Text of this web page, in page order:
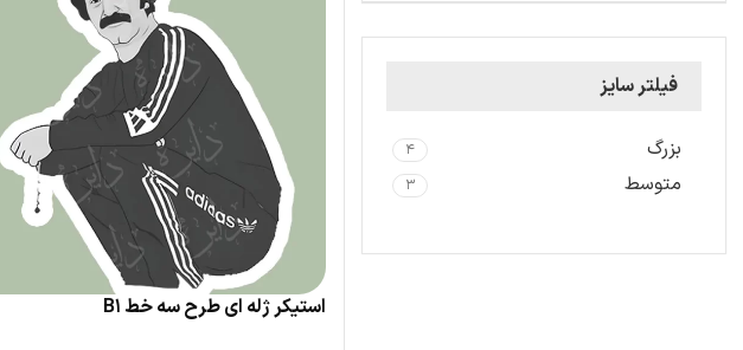
فیلتر سایز
بزرگ 4
متوسط 3
استیکر ژله ای طرح سه خط B1